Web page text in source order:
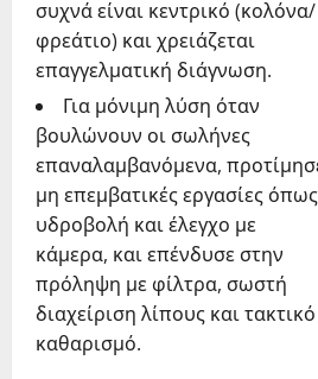
συχνά είναι κεντρικό (κολόνα/
φρεάτιο) και χρειάζεται
επαγγελματική διάγνωση.
Για μόνιμη λύση όταν
βουλώνουν οι σωλήνες
επαναλαμβανόμενα,
μη επεμβατικές εργασίες όπως
υδροβολή και έλεγχο με
κάμερα, και επένδυσε στην
πρόληψη με φίλτρα, σωστή
διαχείριση λίπους και τακτικό
καθαρισμό.